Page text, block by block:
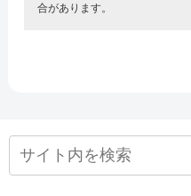
合があります。